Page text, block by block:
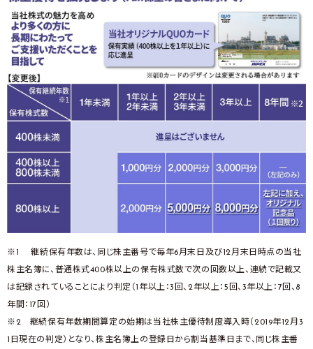
※1 継続保有年数は、同じ株主番号で毎年6月末日及び12月末日時点の当社
株主名簿に、普通株式400株以上の保有株式数で次の回数以上、連続で記載又
は記録されていることにより判定（1年以上：3回、2年以上：5回、3年以上：7回、8
年間：17回）
※2 継続保有年数期間算定の始期は当社株主優待制度導入時（2019年12月3
1日現在の判定）となり、株主名簿上の登録日から割当基準日まで、同じ株主番